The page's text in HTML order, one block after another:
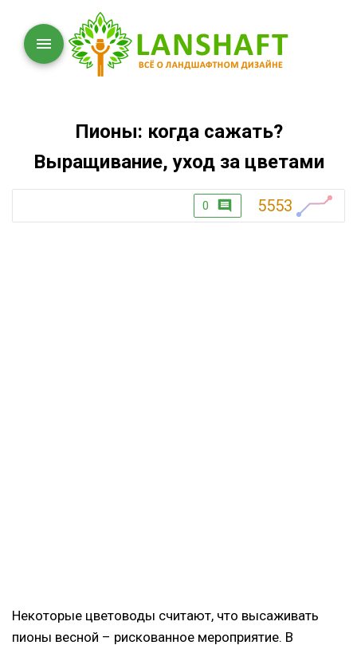
Пионы: когда сажать?
Выращивание, уход за цветами
0 5553
Некоторые цветоводы считают, что высаживать
пионы весной – рискованное мероприятие. В